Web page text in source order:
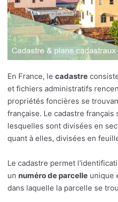
En France, le cadastre
et fichiers administratifs
propriétés foncières se
française. Le cadastre
lesquelles sont divisées en
quant à elles, divisées en
Le cadastre permet
un numéro de parcelle unique
dans laquelle la parcelle se